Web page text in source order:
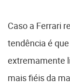
Caso a Ferrari
tendência é
extremamente
mais fiéis da